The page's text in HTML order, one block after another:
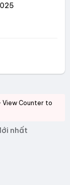
View Counter to
nhất